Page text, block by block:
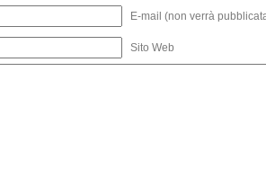
E-mail (non verrà
Sito Web